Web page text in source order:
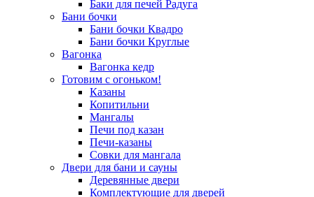
Баки для печей Радуга
Бани бочки
Бани бочки Квадро
Бани бочки Круглые
Вагонка
Вагонка кедр
Готовим с огоньком!
Казаны
Копитильни
Мангалы
Печи под казан
Печи-казаны
Совки для мангала
Двери для бани и сауны
Деревянные двери
Комплектующие для дверей